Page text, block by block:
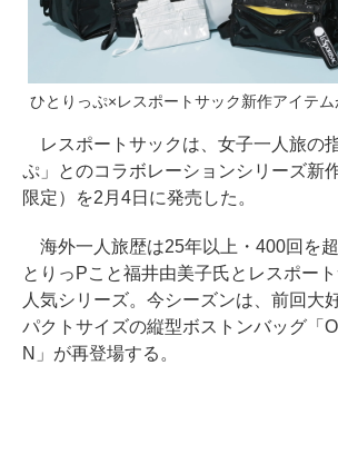
ひとりっぷ×レスポートサック新作アイテム
レスポートサックは、女子一人旅の
ぷ」とのコラボレーションシリーズ新
限定）を2月4日に発売した。
海外一人旅歴は25年以上・400回を
とりっPこと福井由美子氏とレスポー
人気シリーズ。今シーズンは、前回大
パクトサイズの縦型ボストンバッグ「
N」が再登場する。